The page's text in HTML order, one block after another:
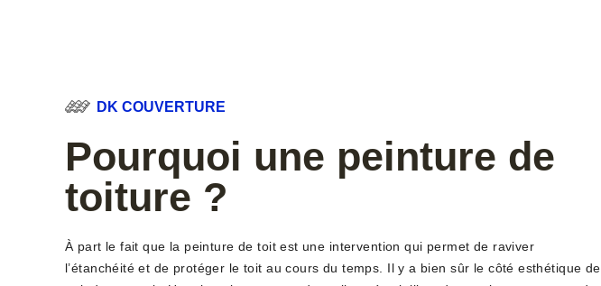
DK COUVERTURE
Pourquoi une peinture de
toiture ?
À part le fait que la peinture de toit est une intervention qui permet de raviver
l’étanchéité et de protéger le toit au cours du temps. Il y a bien sûr le côté esthétique de